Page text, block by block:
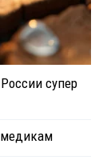
супер
медикам